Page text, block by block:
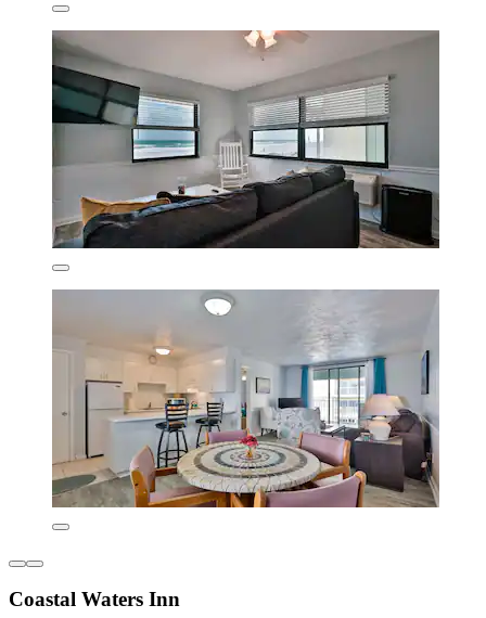
Coastal Waters Inn